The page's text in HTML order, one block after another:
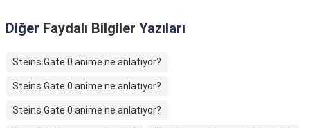
Diğer Faydalı Bilgiler Yazıları
Steins Gate 0 anime ne anlatıyor?
Steins Gate 0 anime ne anlatıyor?
Steins Gate 0 anime ne anlatıyor?